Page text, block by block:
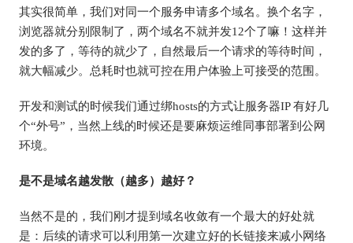
其实很简单，我们对同一个服务申请多个域名。换个名字，
浏览器就分别限制了，两个域名不就并发12个了嘛！这样并
发的多了，等待的就少了，自然最后一个请求的等待时间，
就大幅减少。总耗时也就可控在用户体验上可接受的范围。
开发和测试的时候我们通过绑hosts的方式让服务器IP 有好几
个“外号”，当然上线的时候还是要麻烦运维同事部署到公网
环境。
是不是域名越发散（越多）越好？
当然不是的，我们刚才提到域名收敛有一个最大的好处就
是：后续的请求可以利用第一次建立好的长链接来减小网络